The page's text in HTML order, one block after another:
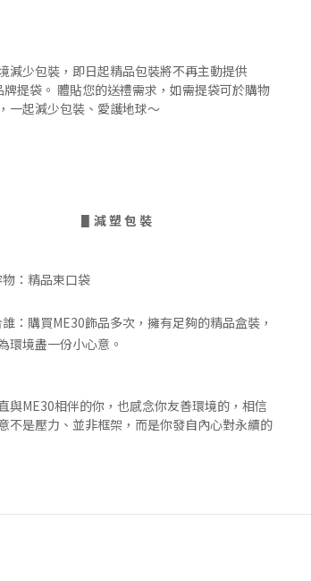
減少包裝，即日起精品包裝將不再主動提供
牌提袋。 體貼您的送禮需求，如需提袋可於購物
一起減少包裝、愛護地球～
▋ 減 塑 包 裝
物：精品束口袋
：購買ME30飾品多次，擁有足夠的精品盒裝，
環境盡一份小心意。
與ME30相伴的你，也感念你友善環境的，相信
不是壓力、並非框架，而是你發自內心對永續的